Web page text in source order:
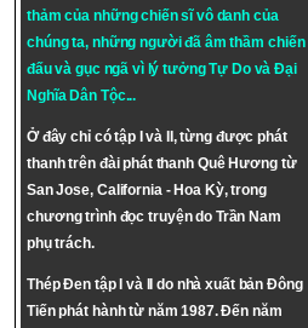
thảm của những chiến sĩ vô danh của
chúng ta, những người đã âm thầm chiến
đấu và gục ngã vì lý tưởngTự DovàĐại
Nghĩa Dân Tộc...
Ở đây chỉ có tập I và II, từng được phát
thanh trên đài phát thanh Quê Hương từ
San Jose, California - Hoa Kỳ, trong
chương trình đọc truyện do Trần Nam
phụ trách.
Thép Đen tập I và II do nhà xuất bản Đông
Tiến phát hành từ năm 1987. Đến năm